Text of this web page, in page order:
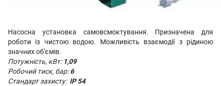
Насосна установка самовсмоктування. Призначена для
роботи із чистою водою. Можливість взаємодії з рідиною
значних об'ємів.
Потужність, кВт: 1,09
Робочий тиск, бар:6
Стандарт захисту: IP 54